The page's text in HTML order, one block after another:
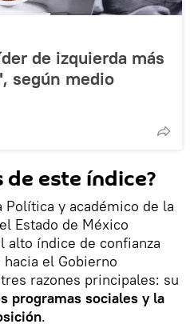
de izquierda más
según medio
este índice?
y académico de la
Estado de México
alto índice de confianza
el Gobierno
razones principales: su
programas sociales y la
.